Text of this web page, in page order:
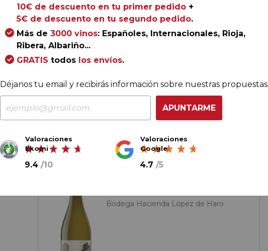
43,50 €
AÑADIR AL CARRITO
Bodega Hacienda López de Haro
10€ de descuento en tu primer pedido+
5€ de descuento en tu segundo pedido.
Más de 3000 vinos: Españoles, Internacionales, Rioja,
Ribera, Albariño...
GRATIS todos los envíos.
Déjanos tu email y recibirás información sobre nuestras propuestas
APUNTARME
Valoraciones
Ekomi
9.4 /10
Valoraciones
Google
4.7 /5